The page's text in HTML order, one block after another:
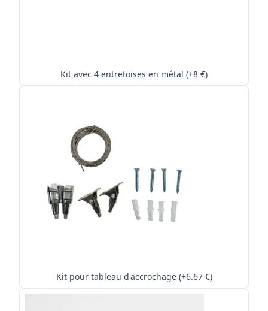
Kit avec 4 entretoises en métal (+8 €)
Kit pour tableau d'accrochage (+6.67 €)